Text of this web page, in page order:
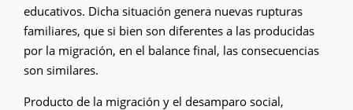
educativos. Dicha situación genera nuevas rupturas
familiares, que si bien son diferentes a las producidas
por la migración, en el balance final, las consecuencias
son similares.
Producto de la migración y el desamparo social,